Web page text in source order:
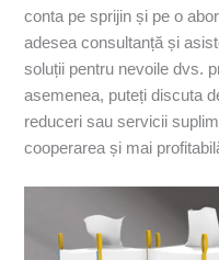
conta pe sprijin și pe o
adesea consultanță și
soluții pentru nevoile dvs.
asemenea, puteți discuta
reduceri sau servicii
cooperarea și mai